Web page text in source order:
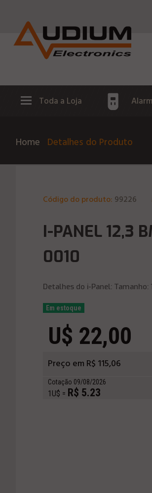
Toda a Loja
Home Detalhes do Produto
Código do produto: 99226
I-PANEL 12,3
0010
Detalhes do i-Panel: Tamanho:
Em estoque
U$ 22,00
Preço em R$ 115,06
Cotação 09/08/2026
1U$ = R$ 5.23